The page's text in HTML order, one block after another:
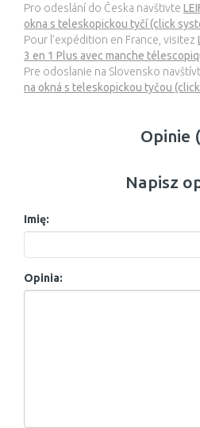
Pro odeslání do Česka navštivte
okna s teleskopickou tyčí (click
Pour l’expédition en France, visitez
3 en 1 Plus avec manche
Pre odoslanie na Slovensko
na okná s teleskopickou tyčou
Opinie
Napisz
Imię:
Opinia: